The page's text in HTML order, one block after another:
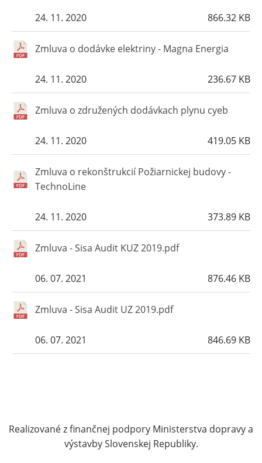
866.32 KB
24. 11. 2020
Zmluva o dodávke elektriny - Magna Energia
236.67 KB
24. 11. 2020
Zmluva o združených dodávkach plynu cyeb
419.05 KB
24. 11. 2020
Zmluva o rekonštrukcií Požiarnickej budovy -
TechnoLine
373.89 KB
24. 11. 2020
Zmluva - Sisa Audit KUZ 2019.pdf
876.46 KB
06. 07. 2021
Zmluva - Sisa Audit UZ 2019.pdf
846.69 KB
06. 07. 2021
Realizované z finančnej podpory Ministerstva dopravy a
výstavby Slovenskej Republiky.